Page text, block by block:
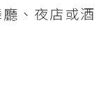
、夜店或酒